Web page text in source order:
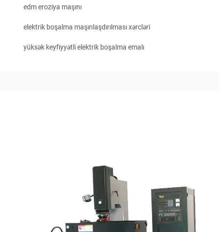
edm eroziya maşını
elektrik boşalma maşınlaşdırılması xərcləri
yüksək keyfiyyətli elektrik boşalma emalı